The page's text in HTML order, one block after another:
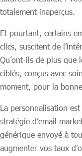
totalement inaperçus.
Et pourtant, certains
clics, suscitent de
Qu’ont-ils de plus que
ciblés, conçus avec
moment, pour la
La personnalisation
stratégie d’email
générique envoyé à
augmenter vos taux